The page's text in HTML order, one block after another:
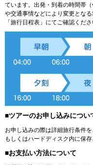
ています。出発・到着の時間帯
や交通事情などにより変更とな
「旅行日程表」にてご確認くださ
■ツアーのお申し込みについ
お申し込みの際は詳細旅行条件
もしくはハードディスク内に保
■お支払い方法について